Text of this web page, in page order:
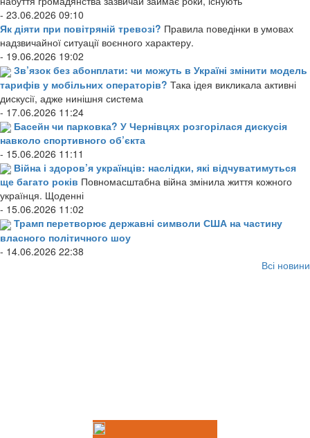
- 23.06.2026 09:10
Як діяти при повітряній тревозі? Правила поведінки в умовах
надзвичайної ситуації воєнного характеру.
- 19.06.2026 19:02
Зв’язок без абонплати: чи можуть в Україні змінити модель
тарифів у мобільних операторів? Така ідея викликала активні
дискусії, адже нинішня система
- 17.06.2026 11:24
Басейн чи парковка? У Чернівцях розгорілася дискусія
навколо спортивного об’єкта
- 15.06.2026 11:11
Війна і здоров’я українців: наслідки, які відчуватимуться
ще багато років Повномасштабна війна змінила життя кожного
українця. Щоденні
- 15.06.2026 11:02
Трамп перетворює державні символи США на частину
власного політичного шоу
- 14.06.2026 22:38
Всі новини